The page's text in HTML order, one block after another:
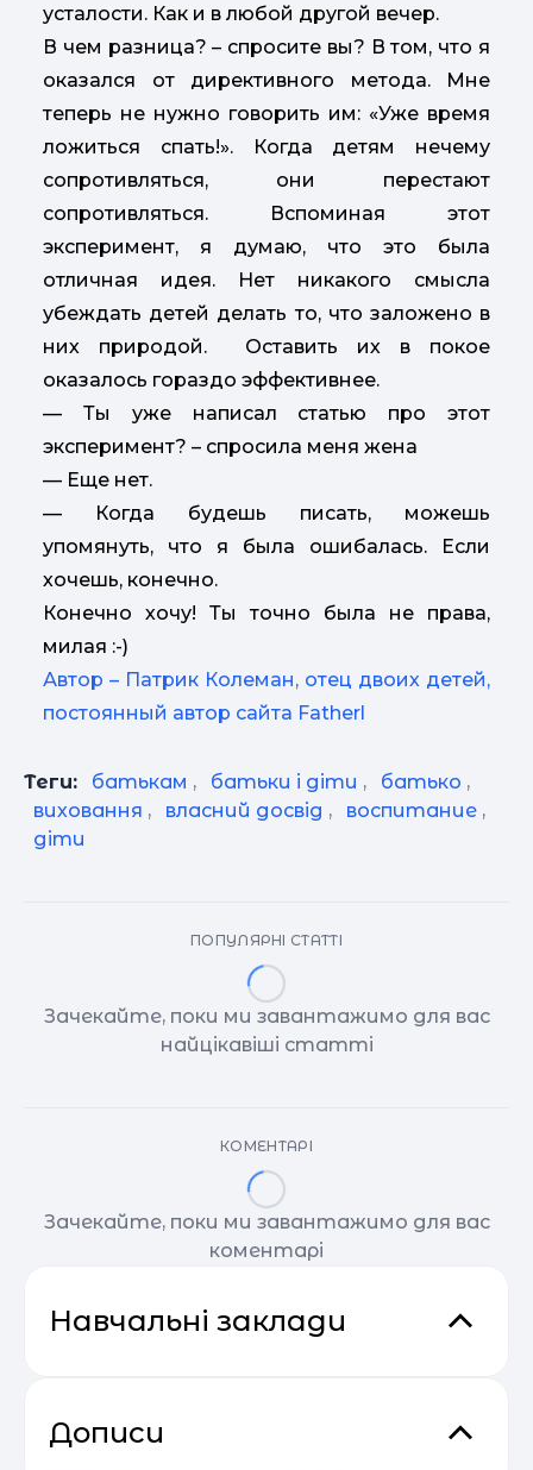
усталости. Как и в любой другой вечер.
В чем разница? – спросите вы? В том, что я
оказался от директивного метода. Мне
теперь не нужно говорить им: «Уже время
ложиться спать!». Когда детям нечему
сопротивляться, они перестают
сопротивляться. Вспоминая этот
эксперимент, я думаю, что это была
отличная идея. Нет никакого смысла
убеждать детей делать то, что заложено в
них природой. Оставить их в покое
оказалось гораздо эффективнее.
— Ты уже написал статью про этот
эксперимент? – спросила меня жена
— Еще нет.
— Когда будешь писать, можешь
упомянуть, что я была ошибалась. Если
хочешь, конечно.
Конечно хочу! Ты точно была не права,
милая :-)
Автор – Патрик Колеман, отец двоих детей,
постоянный автор сайта Fatherl
Теги: батькам , батьки і діти , батько ,
виховання , власний досвід , воспитание ,
діти
ПОПУЛЯРНІ СТАТТІ
Зачекайте, поки ми завантажимо для вас
найцікавіші статті
КОМЕНТАРІ
Зачекайте, поки ми завантажимо для вас
коментарі
Навчальні заклади
Дописи